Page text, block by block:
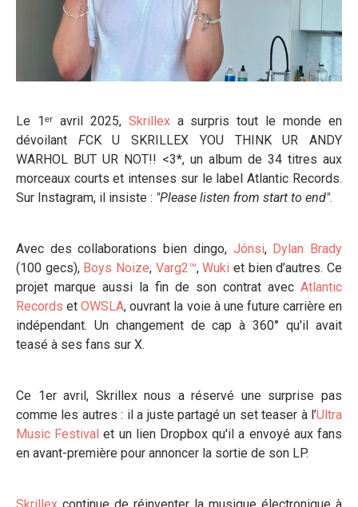
Le 1ᵉʳ avril 2025, Skrillexa surpris tout le monde en
dévoilant FCK U SKRILLEX YOU THINK UR ANDY
WARHOL BUT UR NOT!! <3*, un album de 34 titres aux
morceaux courts et intenses sur le label Atlantic Records.
Sur Instagram, il insiste : "Please listen from start to end".
Avec des collaborations bien dingo, Jónsi, Dylan Brady
(100 gecs), Boys Noize, Varg2™,Wukiet bien d’autres. Ce
projet marque aussi la fin de son contrat avec Atlantic
Records etOWSLA, ouvrant la voie à une future carrière en
indépendant. Un changement de cap à 360° qu'il avait
teasé à ses fans sur X.
Ce 1er avril, Skrillex nous a réservé une surprise pas
comme les autres : il a juste partagé un set teaser à l’Ultra
Music Festival et un lien Dropbox qu'il a envoyé aux fans
en avant-première pour annoncer la sortie de son LP.